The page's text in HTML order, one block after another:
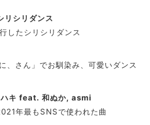
シリダンス
したシリシリダンス
、さん」でお馴染み、可愛いダンス
キ feat. 和ぬか, asmi
年最もSNSで使われた曲